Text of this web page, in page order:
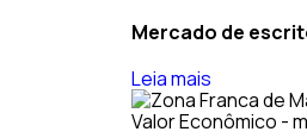
Mercado de
Leia mais
Valor Econômico -